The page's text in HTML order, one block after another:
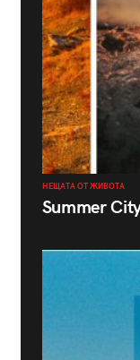
НЕЩАТА ОТ ЖИВОТА
Summer